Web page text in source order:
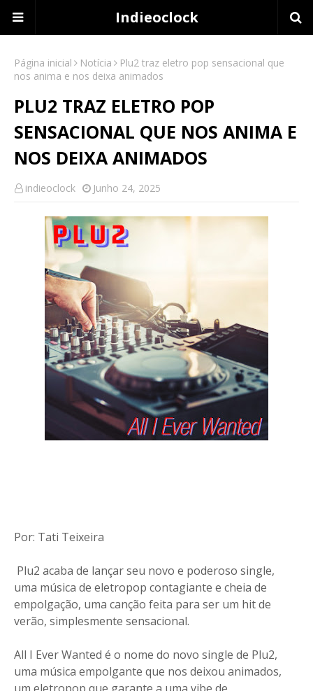
Indieoclock
Página inicial Notícia
Plu2 traz eletro pop sensacional que
nos anima e nos deixa animados
PLU2 TRAZ ELETRO POP
SENSACIONAL QUE NOS ANIMA E
NOS DEIXA ANIMADOS
indieoclock Junho 24, 2025
Por: Tati Teixeira
Plu2 acaba de lançar seu novo e poderoso single,
uma música de eletropop contagiante e cheia de
empolgação, uma canção feita para ser um hit de
verão, simplesmente sensacional.
All I Ever Wanted é o nome do novo single de Plu2,
uma música empolgante que nos deixou animados,